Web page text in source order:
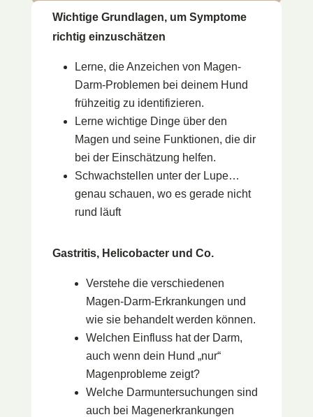
Wichtige Grundlagen, um Symptome
richtig einzuschätzen
Lerne, die Anzeichen von Magen-
Darm-Problemen bei deinem Hund
frühzeitig zu identifizieren.
Lerne wichtige Dinge über den
Magen und seine Funktionen, die dir
bei der Einschätzung helfen.
Schwachstellen unter der Lupe…
genau schauen, wo es gerade nicht
rund läuft
Gastritis, Helicobacter und Co.
Verstehe die verschiedenen
Magen-Darm-Erkrankungen und
wie sie behandelt werden können.
Welchen Einfluss hat der Darm,
auch wenn dein Hund „nur“
Magenprobleme zeigt?
Welche Darmuntersuchungen sind
auch bei Magenerkrankungen